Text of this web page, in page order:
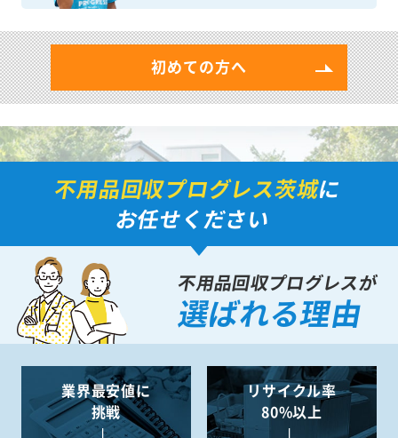
初めての方へ
不用品回収プログレス茨城に
お任せください
不用品回収プログレスが
選ばれる理由
業界最安値に
挑戦
リサイクル率
80%以上